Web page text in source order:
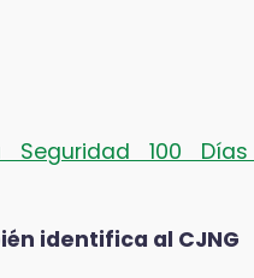
Seguridad 100 Días
identifica al CJNG